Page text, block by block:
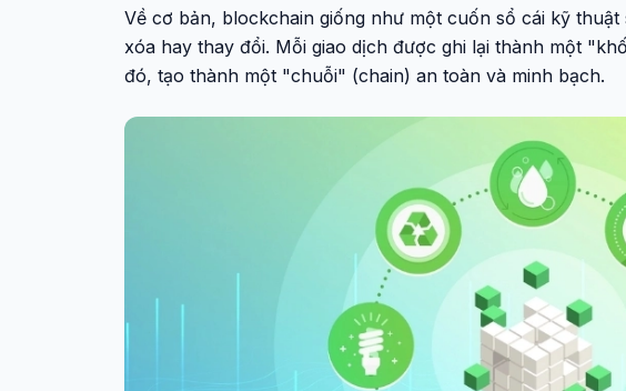
Về cơ bản, blockchain giống như một cuốn sổ cái kỹ
xóa hay thay đổi. Mỗi giao dịch được ghi lại thành một
đó, tạo thành một "chuỗi" (chain) an toàn và minh bạch.